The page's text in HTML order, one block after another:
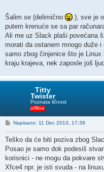
Šalim se (delimično
), sve je
putem krenuće se sa par
Ali me uz Slack plaši povećana
morati da ostanem mnogo duže
samo zbog činjenice što je
kraju krajeva, nek zaposle još
Titty
Twister
Poznata ličnost
offline
P
t
Napisano: 11 Dec 2013, 17:39
Teško da će biti poziva zbog
Posao je samo dok podesiš
korisnici - ne mogu da pokvare
Xfce4 npr. je isti svuda - na